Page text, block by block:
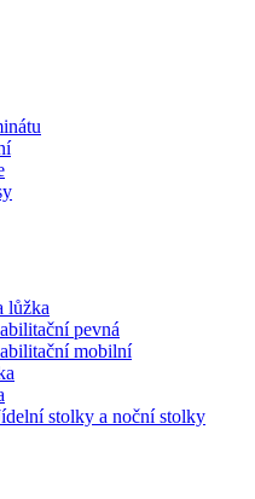
lůžka
pevná
mobilní
stolky a noční stolky